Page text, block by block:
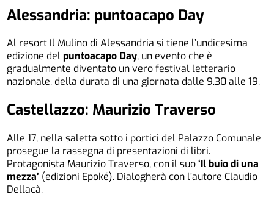
Alessandria: puntoacapo Day
Al resort Il Mulino di Alessandria si tiene l’undicesima
edizione delpuntoacapo Day, un evento che è
gradualmente diventato un vero festival letterario
nazionale, della durata di una giornata dalle 9.30 alle 19.
Castellazzo: Maurizio Traverso
Alle 17, nella saletta sotto i portici del Palazzo Comunale
prosegue la rassegna di presentazioni di libri.
Protagonista Maurizio Traverso, con il suo‘Il buio di una
mezza’ (edizioni Epoké). Dialogherà con l’autore Claudio
Dellacà.